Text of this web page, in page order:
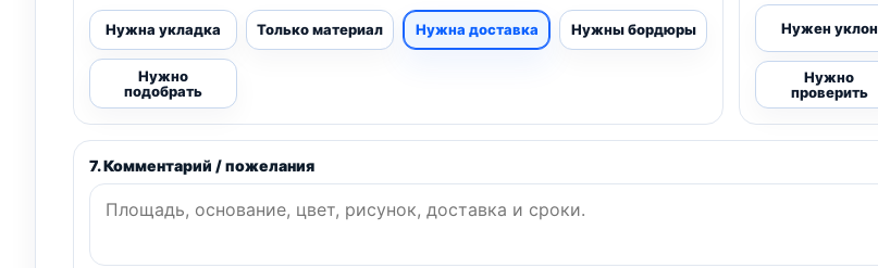
Нужна укладка Только материал Нужна доставка Нужны бордюры
Нужно
подобрать
Нужен уклон
Нужно
проверить
7. Комментарий / пожелания